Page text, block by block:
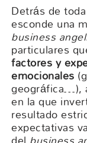
Detrás de
esconde una
business
particulares
factores y
emocionales
geográfica…),
en la que
resultado
expectativas